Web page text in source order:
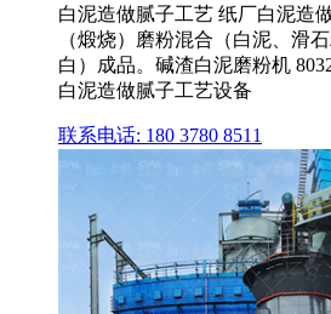
白泥造做腻子工艺 纸厂白泥造
（煅烧）磨粉混合（白泥、滑
白）成品。碱渣白泥磨粉机
白泥造做腻子工艺设备
联系电话: 180 3780 8511